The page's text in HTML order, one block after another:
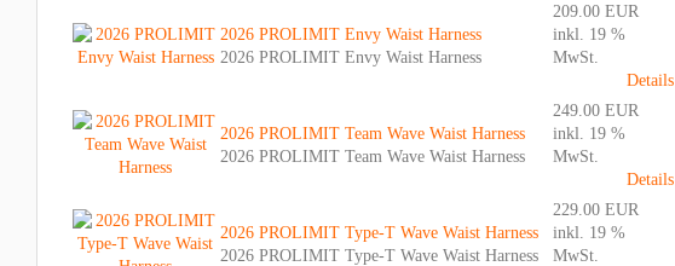
2026 PROLIMIT Envy Waist Harness
2026 PROLIMIT Envy Waist Harness
209.00 EUR
inkl. 19 %
MwSt.
Details
2026 PROLIMIT Team Wave Waist Harness
2026 PROLIMIT Team Wave Waist Harness
249.00 EUR
inkl. 19 %
MwSt.
Details
2026 PROLIMIT Type-T Wave Waist Harness
2026 PROLIMIT Type-T Wave Waist Harness
229.00 EUR
inkl. 19 %
MwSt.